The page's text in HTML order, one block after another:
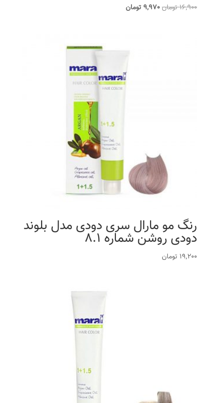
16,900تومانقیمت
9,970تومانقیمت
رنگ مو مارال سری دودی مدل بلوند
دودی روشن شماره 8.1
19,200 تومان